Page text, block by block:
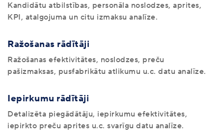
Kandidātu atbilstības, personāla noslodzes, aprites,
KPI, atalgojuma un citu izmaksu analīze.
Ražošanas rādītāji
Ražošanas efektivitātes, noslodzes, preču
pašizmaksas, pusfabrikātu atlikumu u.c. datu analīze.
Iepirkumu rādītāji
Detalizēta piegādātāju, iepirkumu efektivitātes,
iepirkto preču aprites u.c. svarīgu datu analīze.